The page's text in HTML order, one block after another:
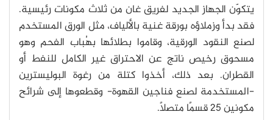
يتكوّن الجهاز الجديد لفريق غان من ثلاث مكونات رئيسية.
فقد بدأ وزملاؤه بورقة غنية بالألياف، مثل الورق المستخدم
لصنع النقود الورقية، وقاموا بطلائها بهُباب الفحم وهو
مسحوق رخيص ناتج عن الاحتراق غير الكامل للنفط أو
القطران. بعد ذلك، أخذوا كتلة من رغوة البوليسترين
-المستخدمة لصنع فناجين القهوة- وقطعوها إلى شرائح
مكونين 25 قسمًا متصلًا.